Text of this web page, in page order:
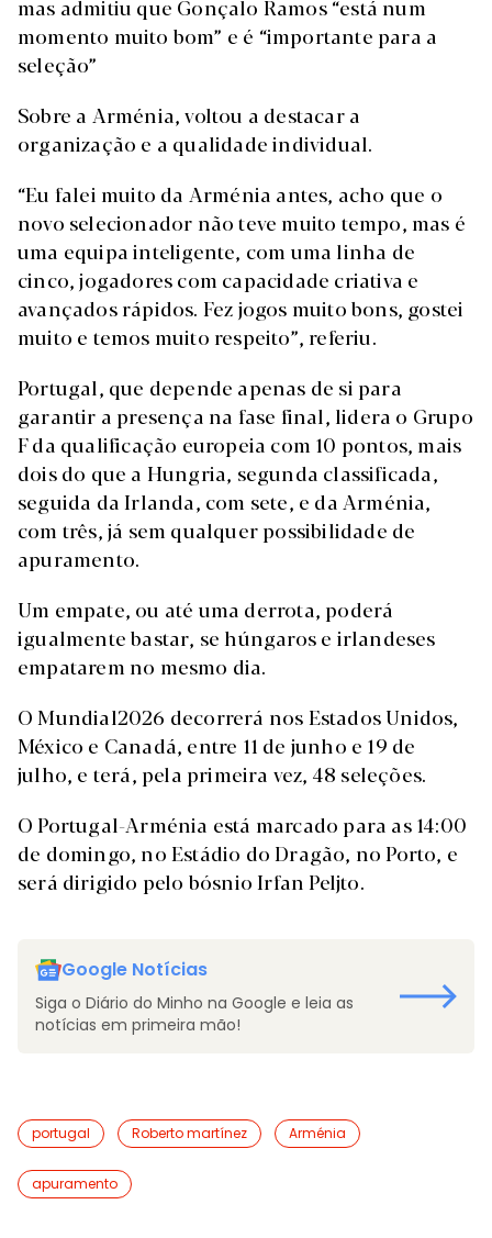
mas admitiu que Gonçalo Ramos “está num
momento muito bom” e é “importante para a
seleção”
Sobre a Arménia, voltou a destacar a
organização e a qualidade individual.
“Eu falei muito da Arménia antes, acho que o
novo selecionador não teve muito tempo, mas é
uma equipa inteligente, com uma linha de
cinco, jogadores com capacidade criativa e
avançados rápidos. Fez jogos muito bons, gostei
muito e temos muito respeito”, referiu.
Portugal, que depende apenas de si para
garantir a presença na fase final, lidera o Grupo
F da qualificação europeia com 10 pontos, mais
dois do que a Hungria, segunda classificada,
seguida da Irlanda, com sete, e da Arménia,
com três, já sem qualquer possibilidade de
apuramento.
Um empate, ou até uma derrota, poderá
igualmente bastar, se húngaros e irlandeses
empatarem no mesmo dia.
O Mundial2026 decorrerá nos Estados Unidos,
México e Canadá, entre 11 de junho e 19 de
julho, e terá, pela primeira vez, 48 seleções.
O Portugal-Arménia está marcado para as 14:00
de domingo, no Estádio do Dragão, no Porto, e
será dirigido pelo bósnio Irfan Peljto.
Google Notícias
Siga o Diário do Minho na Google e leia as
notícias em primeira mão!
portugal Roberto martínez Arménia
apuramento